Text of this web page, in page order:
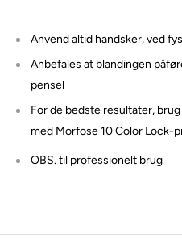
Anvend altid handsker, ved
Anbefales at blandingen
pensel
For de bedste resultater,
med Morfose 10 Color Lock-
OBS. til professionelt brug